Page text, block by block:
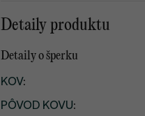
Detaily produktu
Detaily o šperku
KOV:
PÔVOD KOVU: